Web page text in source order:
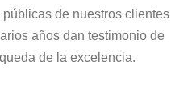
de nuestros clientes
años dan testimonio de
de la excelencia.